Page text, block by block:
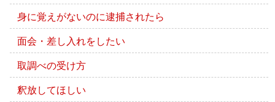
身に覚えがないのに逮捕されたら
面会・差し入れをしたい
取調べの受け方
釈放してほしい